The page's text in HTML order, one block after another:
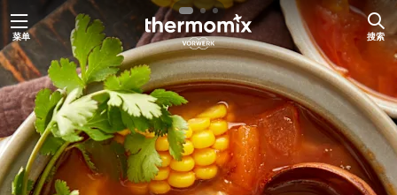
跳
至
内
容
菜单 搜索